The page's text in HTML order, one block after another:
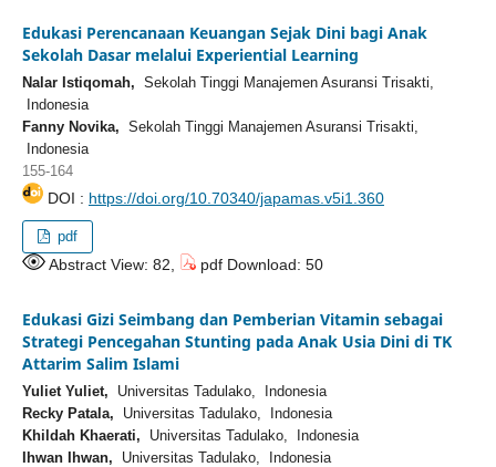
Edukasi Perencanaan Keuangan Sejak Dini bagi Anak
Sekolah Dasar melalui Experiential Learning
Nalar Istiqomah, Sekolah Tinggi Manajemen Asuransi Trisakti,
Indonesia
Fanny Novika, Sekolah Tinggi Manajemen Asuransi Trisakti,
Indonesia
155-164
DOI : https://doi.org/10.70340/japamas.v5i1.360
pdf
Abstract View: 82, pdf Download: 50
Edukasi Gizi Seimbang dan Pemberian Vitamin sebagai
Strategi Pencegahan Stunting pada Anak Usia Dini di TK
Attarim Salim Islami
Yuliet Yuliet, Universitas Tadulako, Indonesia
Recky Patala, Universitas Tadulako, Indonesia
Khildah Khaerati, Universitas Tadulako, Indonesia
Ihwan Ihwan, Universitas Tadulako, Indonesia